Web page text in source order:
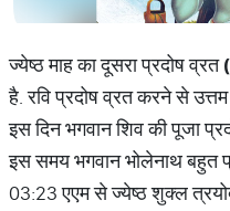
ज्येष्ठ माह का दूसरा प्रदोष व्रत
है. रवि प्रदोष व्रत करने से
इस दिन भगवान शिव की पूजा
इस समय भगवान भोलेनाथ
03:23 एएम से ज्येष्ठ शुक्ल